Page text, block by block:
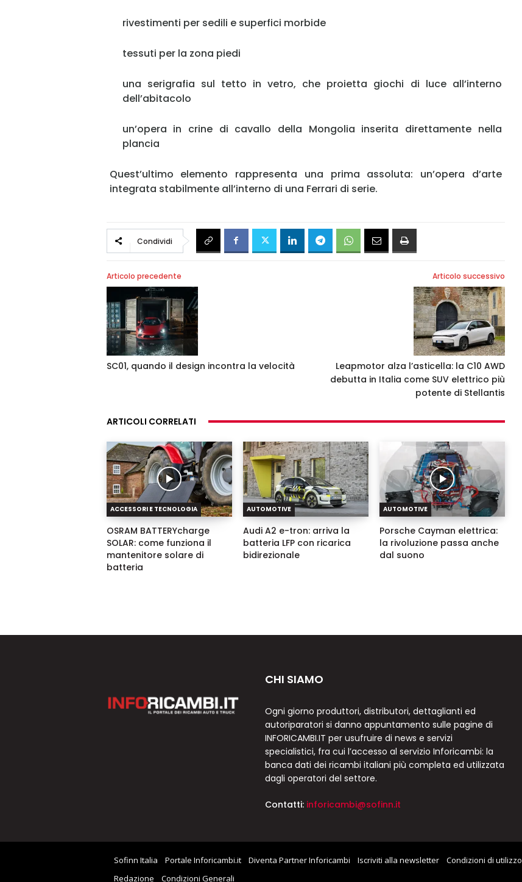
rivestimenti per sedili e superfici morbide
tessuti per la zona piedi
una serigrafia sul tetto in vetro, che proietta giochi di luce all’interno
dell’abitacolo
un’opera in crine di cavallo della Mongolia inserita direttamente nella
plancia
Quest’ultimo elemento rappresenta una prima assoluta: un’opera d’arte
integrata stabilmente all’interno di una Ferrari di serie.
Condividi
Articolo precedente
SC01, quando il design incontra la velocità
Articolo successivo
Leapmotor alza l’asticella: la C10 AWD
debutta in Italia come SUV elettrico più
potente di Stellantis
ARTICOLI CORRELATI
ACCESSORI E TECNOLOGIA
OSRAM BATTERYcharge
SOLAR: come funziona il
mantenitore solare di
batteria
AUTOMOTIVE
Audi A2 e-tron: arriva la
batteria LFP con ricarica
bidirezionale
AUTOMOTIVE
Porsche Cayman elettrica:
la rivoluzione passa anche
dal suono
CHI SIAMO
Ogni giorno produttori, distributori, dettaglianti ed
autoriparatori si danno appuntamento sulle pagine di
INFORICAMBI.IT per usufruire di news e servizi
specialistici, fra cui l’accesso al servizio Inforicambi: la
banca dati dei ricambi italiani più completa ed utilizzata
dagli operatori del settore.
Contatti: inforicambi@sofinn.it
Sofinn Italia Portale Inforicambi.it Diventa Partner Inforicambi Iscriviti alla newsletter Condizioni di utilizzo
Redazione
Condizioni Generali